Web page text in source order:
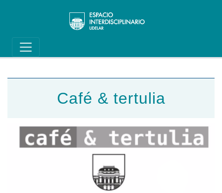
Main navigation
Café & tertulia